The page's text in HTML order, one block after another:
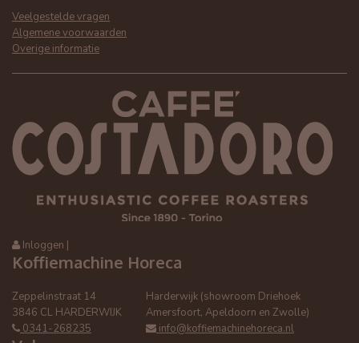
Veelgestelde vragen
Algemene voorwaarden
Overige informatie
Inloggen |
Koffiemachine Horeca
Zeppelinstraat 14
Harderwijk (showroom Driehoek
3846 CL HARDERWIJK
Amersfoort, Apeldoorn en Zwolle)
0341-268235
info@koffiemachinehoreca.nl